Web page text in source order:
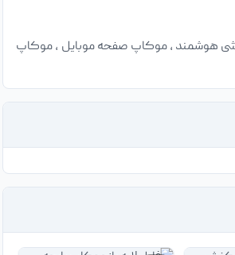
، موکاپ صفحه موبایل ، موکاپ